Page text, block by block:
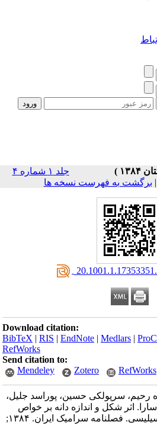
جلد ۱ شماره ۴
برگشت به فهرست نسخه ها
Download citation:
BibTeX |RIS |EndNote |Medlars |
RefWorks
Send citation to:
Mendeley
Zotero RefWorks
سرپولکی حسین، پوراسد جلیل،
اثر شکل و اندازه دانه بر خواص
فیزیکی جرم⁪های کوبیدنی سیلیسی. فصلنامه سرامیک ایران. ۱۳۸۴;